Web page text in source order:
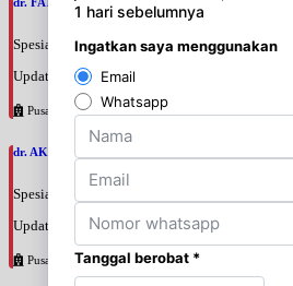
Spesialis: Bedah Urologi
Update terakhir: 2026-08-06 18:42:13
Pusat Pertamina
dr. AKBARI WAHYUDI KUSUMAH, SpU
Spesialis: Bedah Urologi
Update terakhir: 2026-08-06 18:38:38
Pusat Pertamina